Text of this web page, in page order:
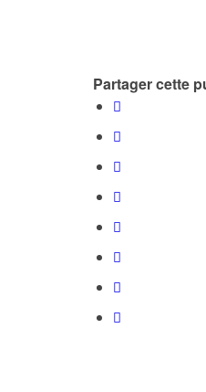
Partager cette